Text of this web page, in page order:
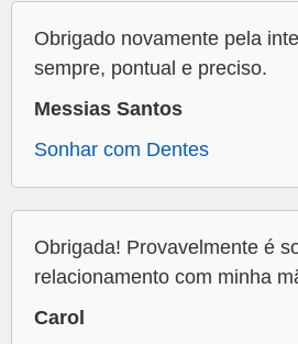
Obrigado novamente pela
sempre, pontual e preciso.
Messias Santos
Sonhar com Dentes
Obrigada! Provavelmente é
relacionamento com minha
Carol